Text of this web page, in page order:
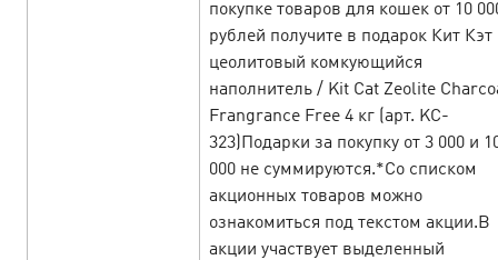
From the 1st till the 31st of December there is a New Year
Festival of accomplishment of wishes at CityAds! There will
be CPAi offers, promo codes and the New Year promotions!
покупке товаров для кошек от 10
рублей получите в подарок Кит Кэт
цеолитовый комкующийся
наполнитель / Kit Cat Zeolite
Frangrance Free 4 кг (арт. KC-
323)Подарки за покупку от 3 000 и
000 не суммируются.*Со списком
акционных товаров можно
ознакомиться под текстом акции.В
акции участвует выделенный